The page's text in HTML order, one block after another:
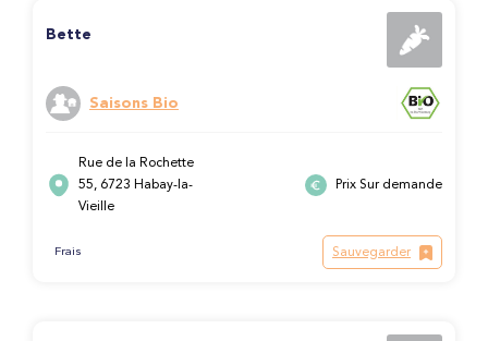
Bette
Saisons Bio
Rue de la Rochette
55, 6723 Habay-la-
Vieille
Prix Sur demande
Frais Sauvegarder